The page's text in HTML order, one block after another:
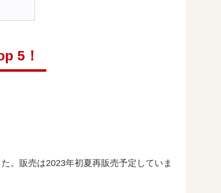
5！
。販売は2023年初夏再販売予定していま